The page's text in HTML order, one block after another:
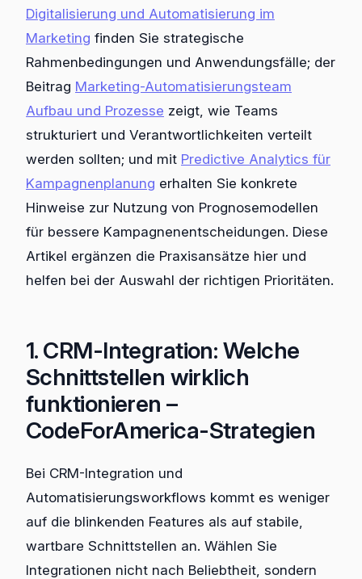
Digitalisierung und Automatisierung im
Marketing finden Sie strategische
Rahmenbedingungen und Anwendungsfälle; der
Beitrag Marketing-Automatisierungsteam
Aufbau und Prozesse zeigt, wie Teams
strukturiert und Verantwortlichkeiten verteilt
werden sollten; und mit Predictive Analytics für
Kampagnenplanung erhalten Sie konkrete
Hinweise zur Nutzung von Prognosemodellen
für bessere Kampagnenentscheidungen. Diese
Artikel ergänzen die Praxisansätze hier und
helfen bei der Auswahl der richtigen Prioritäten.
1. CRM-Integration: Welche
Schnittstellen wirklich
funktionieren –
CodeForAmerica-Strategien
Bei CRM-Integration und
Automatisierungsworkflows kommt es weniger
auf die blinkenden Features als auf stabile,
wartbare Schnittstellen an. Wählen Sie
Integrationen nicht nach Beliebtheit, sondern